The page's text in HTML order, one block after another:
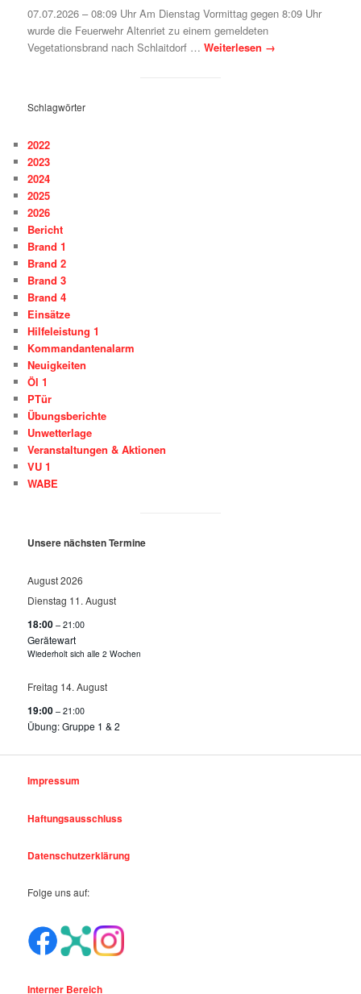
07.07.2026 – 08:09 Uhr Am Dienstag Vormittag gegen 8:09 Uhr
wurde die Feuerwehr Altenriet zu einem gemeldeten
Vegetationsbrand nach Schlaitdorf …Weiterlesen →
Schlagwörter
2022
2023
2024
2025
2026
Bericht
Brand 1
Brand 2
Brand 3
Brand 4
Einsätze
Hilfeleistung 1
Kommandantenalarm
Neuigkeiten
Öl 1
PTür
Übungsberichte
Unwetterlage
Veranstaltungen & Aktionen
VU 1
WABE
Unsere nächsten Termine
August 2026
Dienstag 11. August
18:00– 21:00
Gerätewart
Wiederholt sich alle 2 Wochen
Freitag 14. August
19:00– 21:00
Übung: Gruppe 1 & 2
Impressum
Haftungsausschluss
Datenschutzerklärung
Folge uns auf:
Interner Bereich